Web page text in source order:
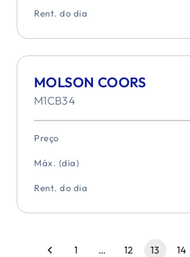
Rent. do dia
MOLSON COORS
M1CB34
Preço
Máx. (dia)
Rent. do dia
1 … 12 13 14